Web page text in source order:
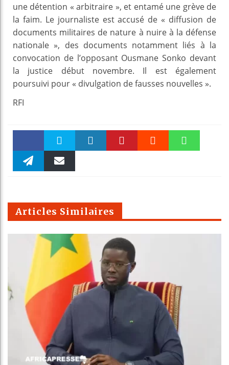
une détention « arbitraire », et entamé une grève de
la faim. Le journaliste est accusé de « diffusion de
documents militaires de nature à nuire à la défense
nationale », des documents notamment liés à la
convocation de l’opposant Ousmane Sonko devant
la justice début novembre. Il est également
poursuivi pour « divulgation de fausses nouvelles ».
RFI
Faceboo Twitter
m
Articles Similaires